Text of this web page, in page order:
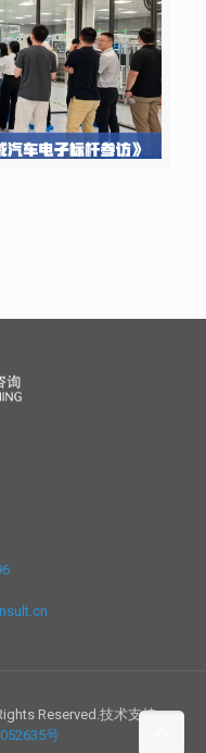
Reserved.技术支持
号